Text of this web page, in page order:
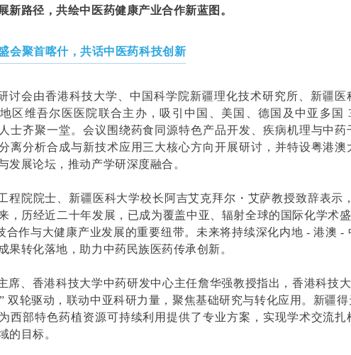
新路径，共绘中医药健康产业合作新蓝图。
会聚首喀什，共话中医药科技创新
讨会由香港科技大学、中国科学院新疆理化技术研究所、新疆医
区维吾尔医医院联合主办，吸引中国、美国、德国及中亚多国
士齐聚一堂。会议围绕药食同源特色产品开发、疾病机理与中药
离分析合成与新技术应用三大核心方向开展研讨，并特设粤港澳
发展论坛，推动产学研深度融合。
程院院士、新疆医科大学校长阿吉艾克拜尔・艾萨教授致辞表示
，历经近二十年发展，已成为覆盖中亚、辐射全球的国际化学术
合作与大健康产业发展的重要纽带。未来将持续深化内地 - 港澳 -
果转化落地，助力中药民族医药传承创新。
席、香港科技大学中药研发中心主任詹华强教授指出，香港科技
双轮驱动，联动中亚科研力量，聚焦基础研究与转化应用。新疆
西部特色药植资源可持续利用提供了专业方案，实现学术交流扎
的目标。